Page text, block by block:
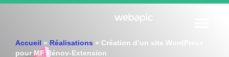
Accueil » Réalisations » Création d’un site WordPress
pour MF Rénov-Extension